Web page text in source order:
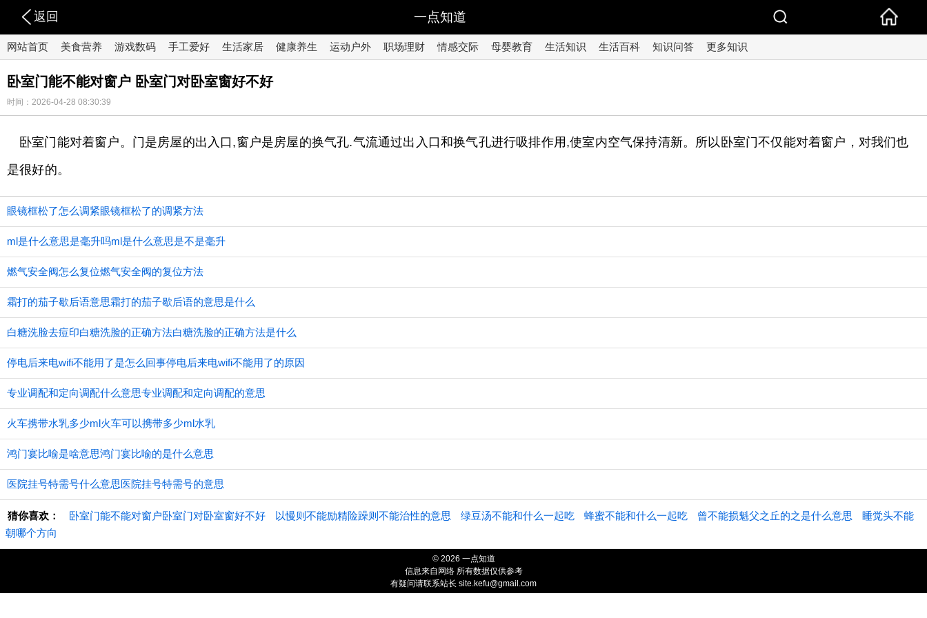
返回 一点知道
网站首页 美食营养 游戏数码 手工爱好 生活家居 健康养生 运动户外 职场理财 情感交际 母婴教育 生活知识 生活百科 知识问答 更多知识
卧室门能不能对窗户 卧室门对卧室窗好不好
时间：2026-04-28 08:30:39
卧室门能对着窗户。门是房屋的出入口,窗户是房屋的换气孔.气流通过出入口和换气孔进行吸排作用,使室内空气保持清新。所以卧室门不仅能对着窗户，对我们也
是很好的。
眼镜框松了怎么调紧眼镜框松了的调紧方法
ml是什么意思是毫升吗ml是什么意思是不是毫升
燃气安全阀怎么复位燃气安全阀的复位方法
霜打的茄子歇后语意思霜打的茄子歇后语的意思是什么
白糖洗脸去痘印白糖洗脸的正确方法白糖洗脸的正确方法是什么
停电后来电wifi不能用了是怎么回事停电后来电wifi不能用了的原因
专业调配和定向调配什么意思专业调配和定向调配的意思
火车携带水乳多少ml火车可以携带多少ml水乳
鸿门宴比喻是啥意思鸿门宴比喻的是什么意思
医院挂号特需号什么意思医院挂号特需号的意思
猜你喜欢： 卧室门能不能对窗户卧室门对卧室窗好不好 以慢则不能励精险躁则不能治性的意思 绿豆汤不能和什么一起吃 蜂蜜不能和什么一起吃 曾不能损魁父之丘的之是什么意思
睡觉头不能
朝哪个方向
© 2026 一点知道
信息来自网络 所有数据仅供参考
有疑问请联系站长 site.kefu@gmail.com